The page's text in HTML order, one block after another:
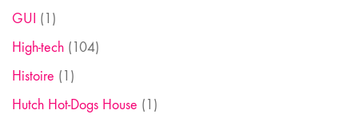
GUI (1)
High-tech (104)
Histoire (1)
Hutch Hot-Dogs House (1)